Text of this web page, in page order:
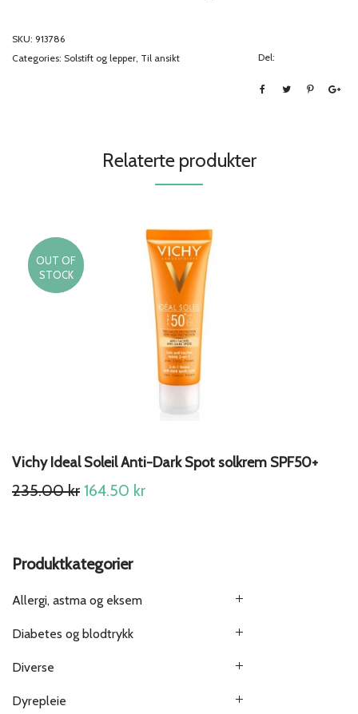
SKU: 913786
Categories: Solstift og lepper, Til ansikt Del:
Relaterte produkter
30%
OUT OF
STOCK
Vichy Ideal Soleil Anti-Dark Spot solkrem SPF50+
235.00kr Original
235.00 kr.
164.50 krCurrent
Produktkategorier
Allergi, astma og eksem
Diabetes og blodtrykk
Diverse
Dyrepleie